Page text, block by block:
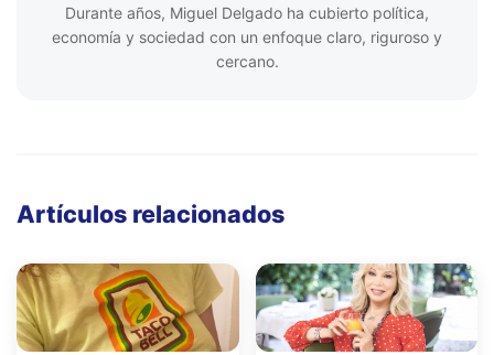
Durante años, Miguel Delgado ha cubierto política,
economía y sociedad con un enfoque claro, riguroso y
cercano.
Artículos relacionados